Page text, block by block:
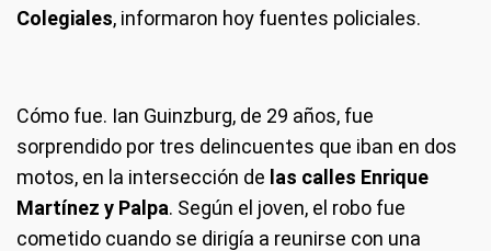
Colegiales, informaron hoy fuentes policiales.
Cómo fue. Ian Guinzburg, de 29 años, fue
sorprendido por tres delincuentes que iban en dos
motos, en la intersección de las calles Enrique
Martínez y Palpa. Según el joven, el robo fue
cometido cuando se dirigía a reunirse con una